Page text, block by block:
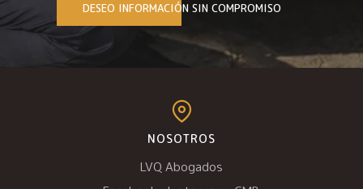
DESEO INFORMACIÓN SIN COMPROMISO
NOSOTROS
LVQ Abogados